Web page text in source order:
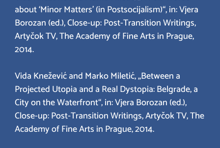
about ‘Minor Matters’ (in Postsocijalism)“, in: Vjera
Borozan (ed.), Close-up: Post-Transition Writings,
Artyčok TV, The Academy of Fine Arts in Prague,
2014.
Vida Knežević and Marko Miletić, „Between a
Projected Utopia and a Real Dystopia: Belgrade, a
City on the Waterfront“, in: Vjera Borozan (ed.),
Close-up: Post-Transition Writings, Artyčok TV, The
Academy of Fine Arts in Prague, 2014.